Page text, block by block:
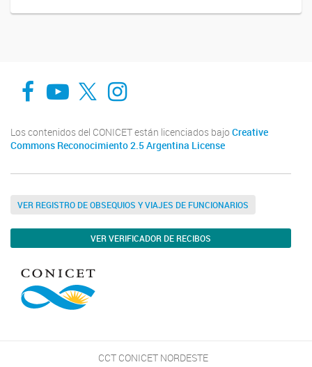
Facebook
You TubeTwitterInstagram
Los contenidos del CONICET están licenciados bajo Creative
Commons Reconocimiento 2.5 Argentina License
VER REGISTRO DE OBSEQUIOS Y VIAJES DE FUNCIONARIOS
VER VERIFICADOR DE RECIBOS
CCT CONICET NORDESTE